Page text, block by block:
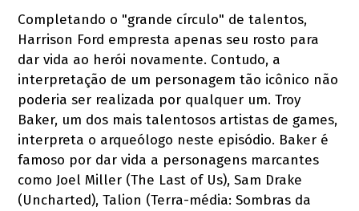
Completando o "grande círculo" de talentos,
Harrison Ford empresta apenas seu rosto para
dar vida ao herói novamente. Contudo, a
interpretação de um personagem tão icônico não
poderia ser realizada por qualquer um. Troy
Baker, um dos mais talentosos artistas de games,
interpreta o arqueólogo neste episódio. Baker é
famoso por dar vida a personagens marcantes
como Joel Miller (The Last of Us), Sam Drake
(Uncharted), Talion (Terra-média: Sombras da